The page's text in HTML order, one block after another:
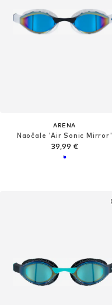
ARENA
Naočale 'Air Sonic Mirror'
39,99 €